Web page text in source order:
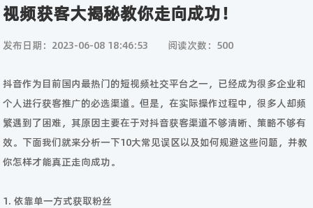
视频获客大揭秘教你走向成功！
发布日期：2023-06-08 18:46:53 阅读次数：500
抖音作为目前国内最热门的短视频社交平台之一，已经成为很多企业和
个人进行获客推广的必选渠道。但是，在实际操作过程中，很多人却频
繁遇到了困难，其原因主要在于对抖音获客渠道不够清晰、策略不够有
效。下面我们就来分析一下10大常见误区以及如何规避这些问题，并教
你怎样才能真正走向成功。
1. 依靠单一方式获取粉丝